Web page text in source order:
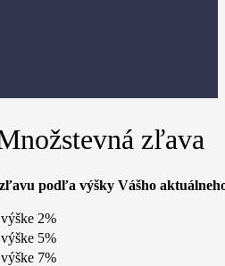
zľava
podľa výšky Vášho
2%
5%
7%